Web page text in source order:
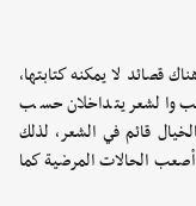
قصائد لا يمكنه كتابتها،
والشعر يتداخلان حسب
قائم في الشعر، لذلك
الحالات المرضية كما